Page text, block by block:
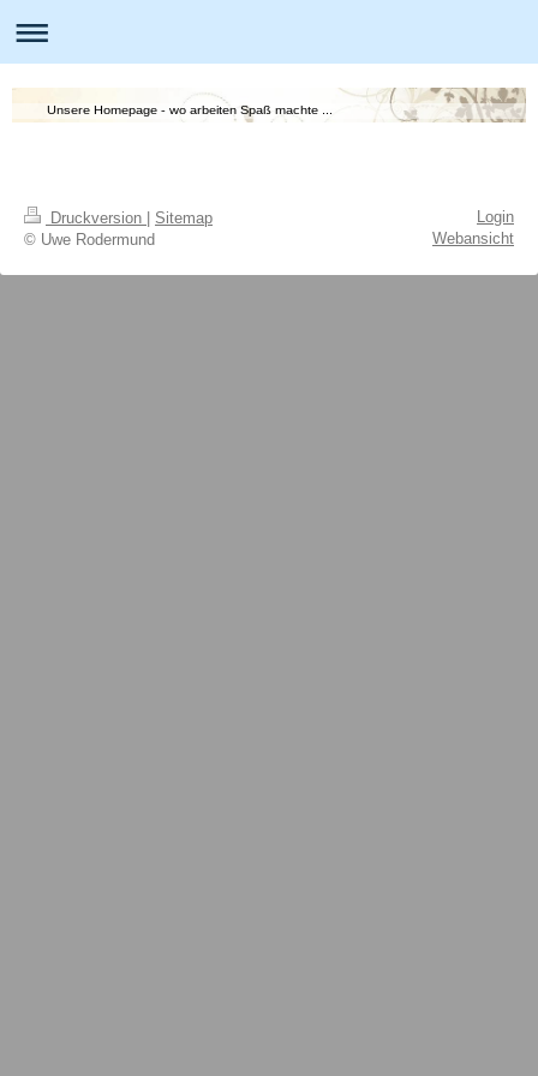
Unsere Homepage - wo arbeiten Spaß machte ...
Druckversion | Sitemap
© Uwe Rodermund
Login
Webansicht